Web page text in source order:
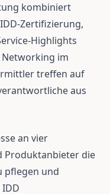
kombiniert
Zertifizierung,
Highlights
im
treffen auf
aus
an vier
Produktanbieter die
pflegen und